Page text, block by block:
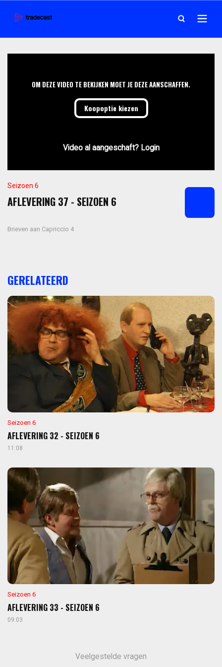
OM DEZE VIDEO TE BEKIJKEN MOET JE DEZE AANSCHAFFEN.
Koopoptie kiezen
Video al aangeschaft? Login
Seizoen 6
AFLEVERING 37 - SEIZOEN 6
Brieven aan Capriccio 4
GERELATEERD
Seizoen 6
AFLEVERING 32 - SEIZOEN 6
11:08
Seizoen 6
AFLEVERING 33 - SEIZOEN 6
09:03
Veelgestelde vragen